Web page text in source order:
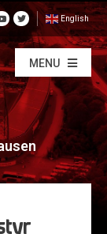
English
MENU